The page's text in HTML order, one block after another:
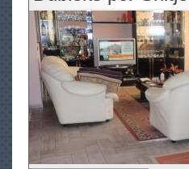
i
l
l
u
t
A
p
a
r